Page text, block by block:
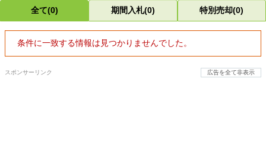
全て(0) 期間入札(0) 特別売却(0)
条件に一致する情報は見つかりませんでした。
スポンサーリンク 広告を全て非表示